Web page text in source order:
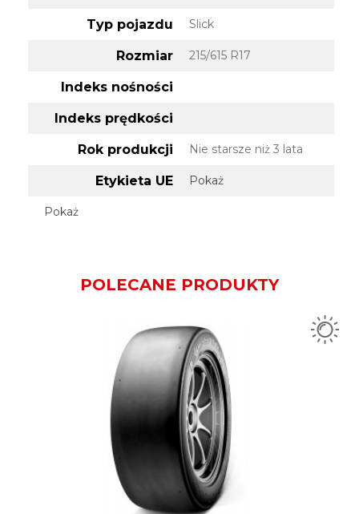
Typ pojazdu Slick
Rozmiar 215/615 R17
Indeks nośności
Indeks prędkości
Rok produkcji Nie starsze niż 3 lata
Etykieta UE Pokaż
Pokaż
POLECANE PRODUKTY